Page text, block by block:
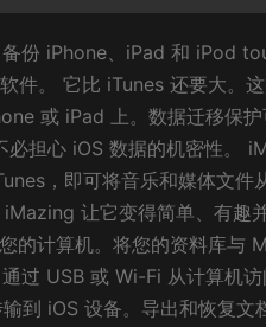
份 iPhone、iPad 和 iPod
件。 它比 iTunes 还要大。
或 iPad 上。数据迁移保
担心 iOS 数据的机密性。
，即可将音乐和媒体文件
让它变得简单、有趣
的计算机。将您的资料库与
过 USB 或 Wi-Fi 从计算机
到 iOS 设备。导出和恢复